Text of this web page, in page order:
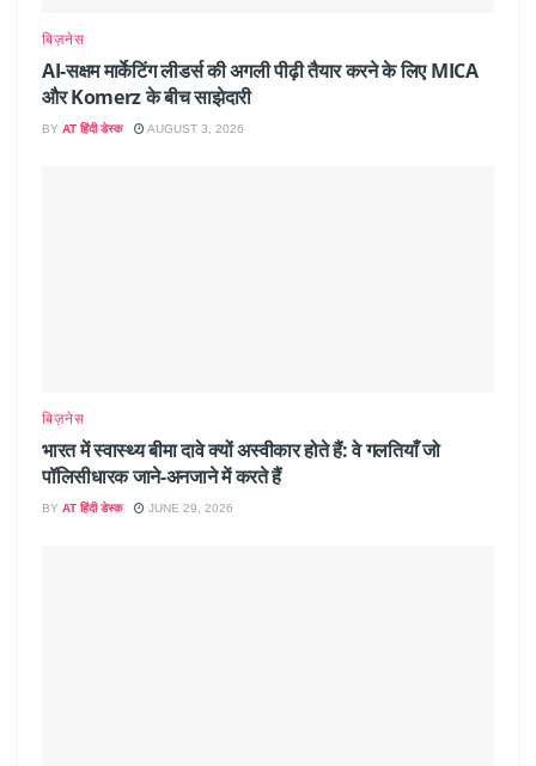
बिज़नेस
AI-सक्षम मार्केटिंग लीडर्स की अगली पीढ़ी तैयार करने के लिए MICA
और Komerz के बीच साझेदारी
BY AT हिंदी डेस्क AUGUST 3, 2026
बिज़नेस
भारत में स्वास्थ्य बीमा दावे क्यों अस्वीकार होते हैं: वे गलतियाँ जो
पॉलिसीधारक जाने-अनजाने में करते हैं
BY AT हिंदी डेस्क JUNE 29, 2026